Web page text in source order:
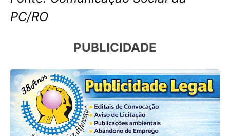
PC/RO
PUBLICIDADE